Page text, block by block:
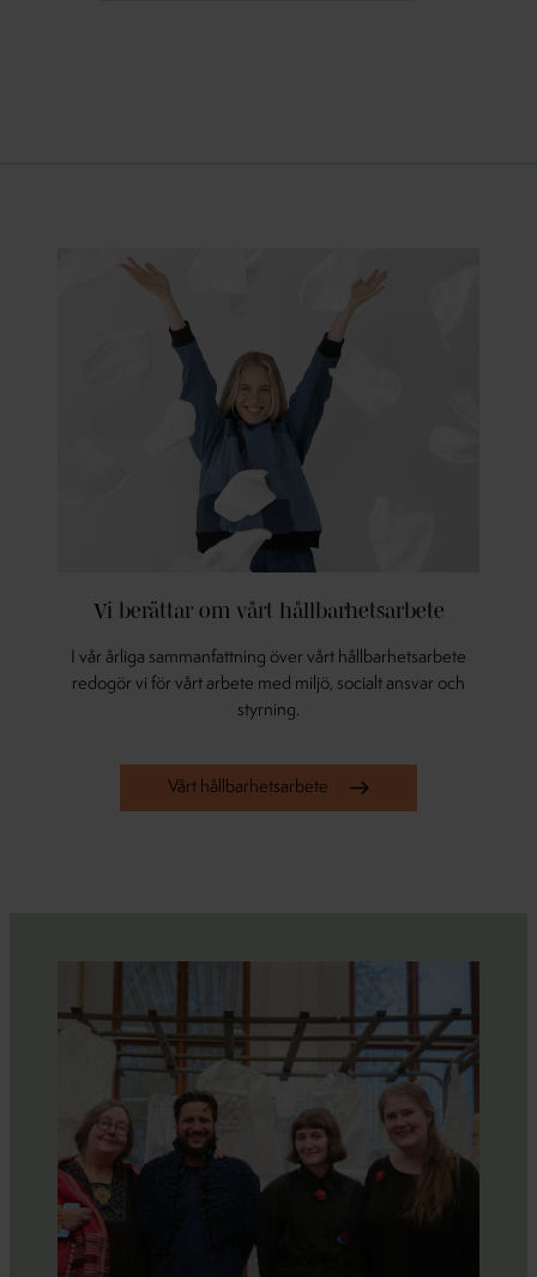
Vi berättar om vårt hållbarhetsarbete
I vår årliga sammanfattning över vårt hållbarhetsarbete
redogör vi för vårt arbete med miljö, socialt ansvar och
styrning.
Vårt hållbarhetsarbete